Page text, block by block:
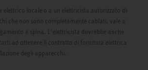
elettrico locale o a un elettricista autorizzato di
che non sono completamente cablati, vale a
a spina. L’elettricista dovrebbe anche
ad ottenere il contratto di fornitura elettrica
degli apparecchi.